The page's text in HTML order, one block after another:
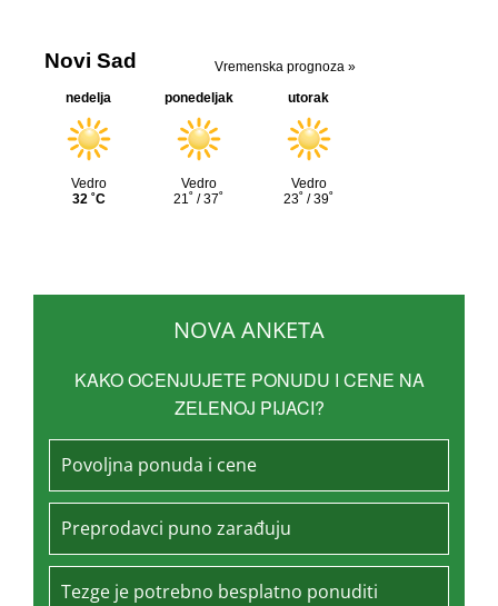
NOVA ANKETA
KAKO OCENJUJETE PONUDU I CENE NA
ZELENOJ PIJACI?
Povoljna ponuda i cene
Preprodavci puno zarađuju
Tezge je potrebno besplatno ponuditi